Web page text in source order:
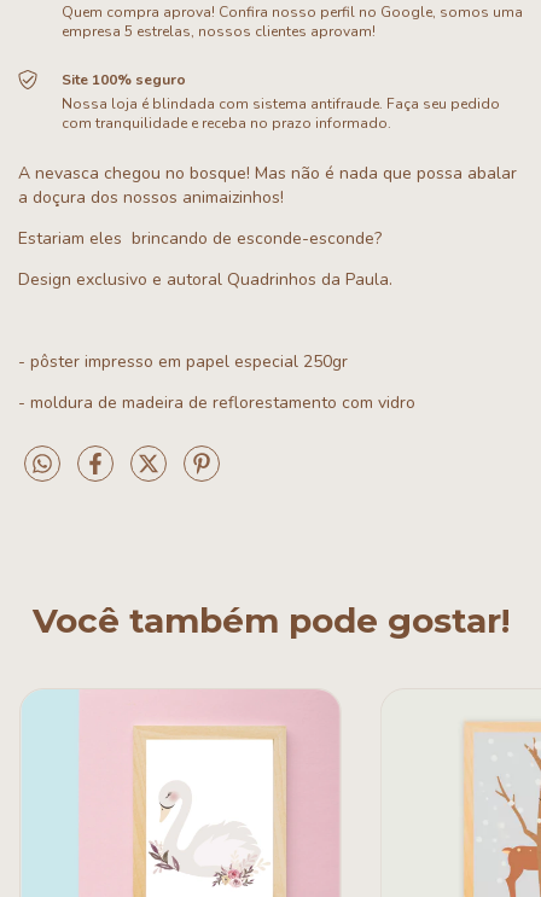
Quem compra aprova! Confira nosso perfil no Google, somos uma
empresa 5 estrelas, nossos clientes aprovam!
Site 100% seguro
Nossa loja é blindada com sistema antifraude. Faça seu pedido
com tranquilidade e receba no prazo informado.
A nevasca chegou no bosque! Mas não é nada que possa abalar
a doçura dos nossos animaizinhos!
Estariam eles brincando de esconde-esconde?
Design exclusivo e autoral Quadrinhos da Paula.
- pôster impresso em papel especial 250gr
- moldura de madeira de reflorestamento com vidro
Você também pode gostar!